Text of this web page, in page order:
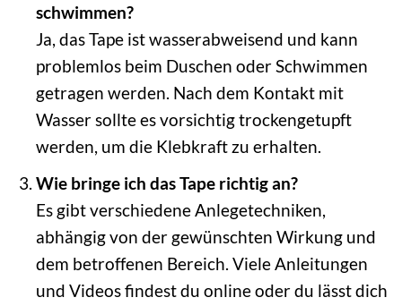
schwimmen?
Ja, das Tape ist wasserabweisend und kann
problemlos beim Duschen oder Schwimmen
getragen werden. Nach dem Kontakt mit
Wasser sollte es vorsichtig trockengetupft
werden, um die Klebkraft zu erhalten.
Wie bringe ich das Tape richtig an?
Es gibt verschiedene Anlegetechniken,
abhängig von der gewünschten Wirkung und
dem betroffenen Bereich. Viele Anleitungen
und Videos findest du online oder du lässt dich